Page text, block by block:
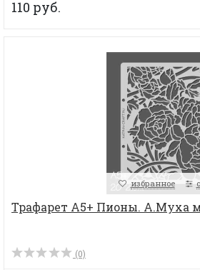
110 руб.
избранное
Трафарет А5+ Пионы. А.Муха
(0)